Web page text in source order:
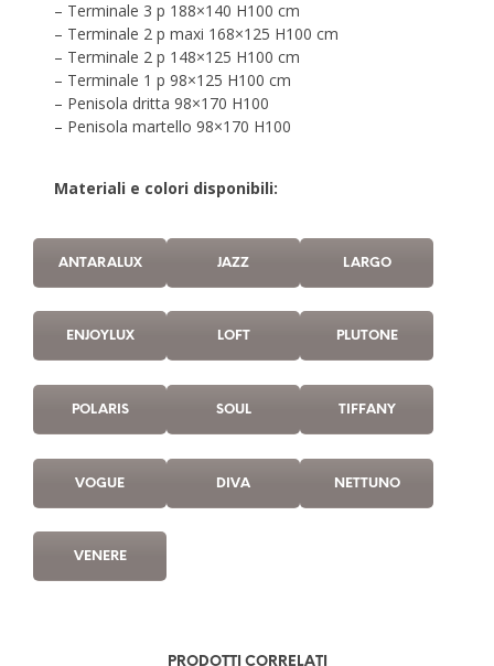
– Terminale 3 p 188×140 H100 cm
– Terminale 2 p maxi 168×125 H100 cm
– Terminale 2 p 148×125 H100 cm
– Terminale 1 p 98×125 H100 cm
– Penisola dritta 98×170 H100
– Penisola martello 98×170 H100
Materiali e colori disponibili:
ANTARALUX JAZZ LARGO
ENJOYLUX LOFT PLUTONE
POLARIS SOUL TIFFANY
VOGUE DIVA NETTUNO
VENERE
PRODOTTI CORRELATI